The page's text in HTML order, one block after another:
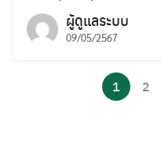
ผู้ดูแลระบบ
09/05/2567
1 2